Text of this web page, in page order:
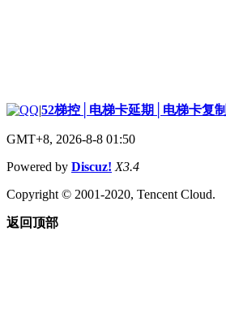
|52梯控│电梯卡延期│电梯卡复制
GMT+8, 2026-8-8 01:50
Powered by Discuz! X3.4
Copyright © 2001-2020, Tencent Cloud.
返回顶部